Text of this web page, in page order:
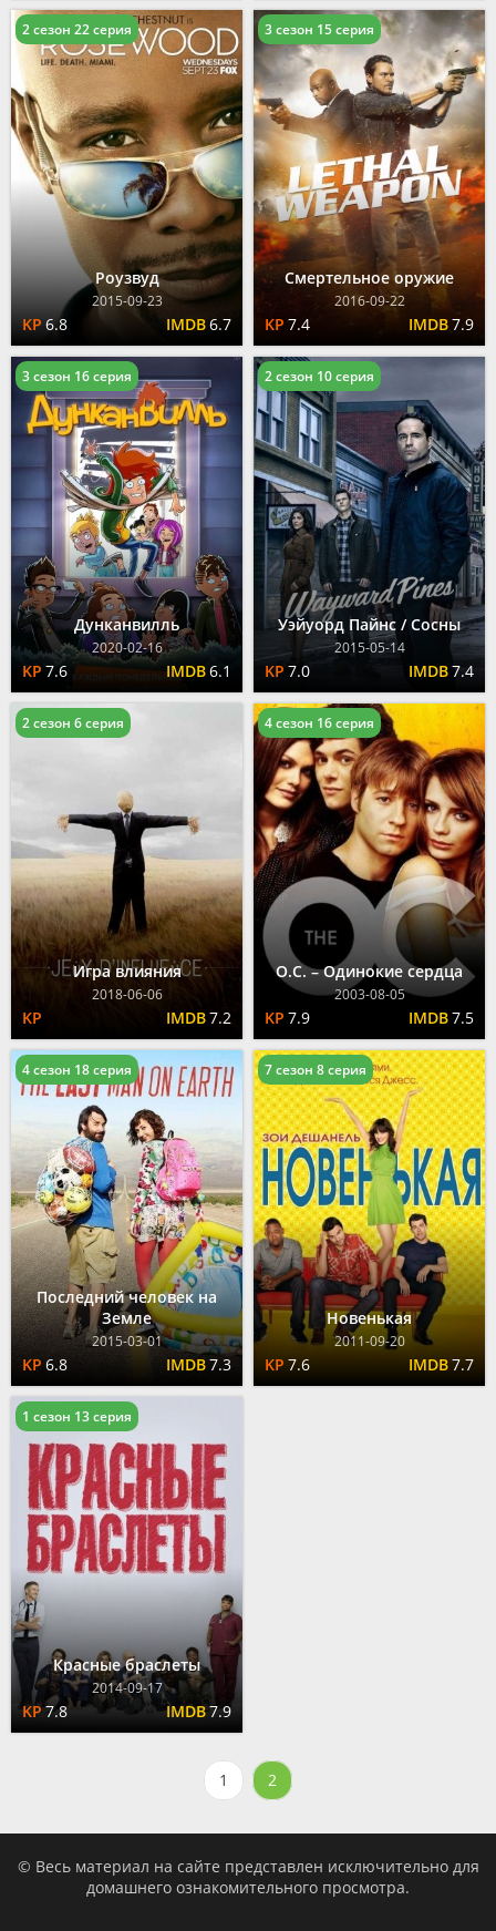
Роузвуд
2015-09-23
6.8 6.7
2 сезон 22 серия
Смертельное оружие
2016-09-22
7.4 7.9
3 сезон 15 серия
Дунканвилль
2020-02-16
7.6 6.1
3 сезон 16 серия
Уэйуорд Пайнс / Сосны
2015-05-14
7.0 7.4
2 сезон 10 серия
Игра влияния
2018-06-06
7.2
2 сезон 6 серия
О.С. – Одинокие сердца
2003-08-05
7.9 7.5
4 сезон 16 серия
Последний человек на
Земле
2015-03-01
6.8 7.3
4 сезон 18 серия
Новенькая
2011-09-20
7.6 7.7
7 сезон 8 серия
Красные браслеты
2014-09-17
7.8 7.9
1 сезон 13 серия
1 2
© Весь материал на сайте представлен исключительно для
домашнего ознакомительного просмотра.